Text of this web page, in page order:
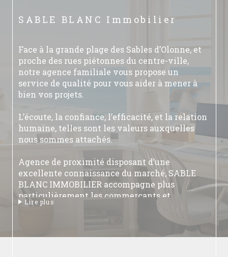
SABLE BLANC Immobilier
Face à la grande plage des Sables d’Olonne, et
proche des rues piétonnes du centre-ville,
notre agence familiale vous propose un
service de qualité pour vous aider à mener à
bien vos projets.
L’écoute, la confiance, l’efficacité, et la relation
humaine, telles sont les valeurs auxquelles
nous sommes attachés.
Agence de proximité disposant d’une
excellente connaissance du marché, SABLE
BLANC IMMOBILIER accompagne plus
particulièrement les commerçants et
dirigeants d’entreprises dans leurs projets de
cession ou reprise d’affaires (Fonds de
sociales, Immobilier d’entreprise et
Lire plus